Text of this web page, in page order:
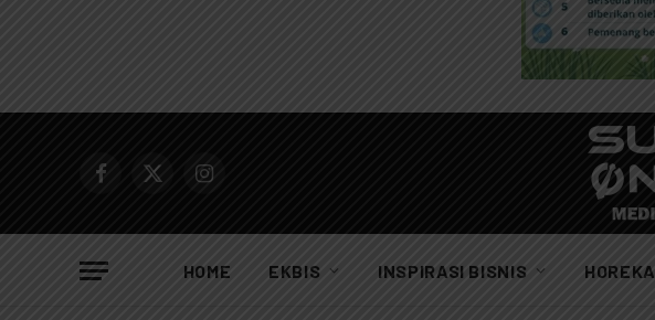
Facebook
X
Instagram
HOME EKBIS INSPIRASI BISNIS HOREKA